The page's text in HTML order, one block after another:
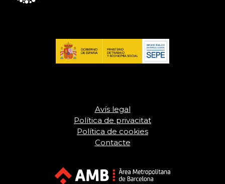
Avís legal
Política de privacitat
Política de cookies
Contacte